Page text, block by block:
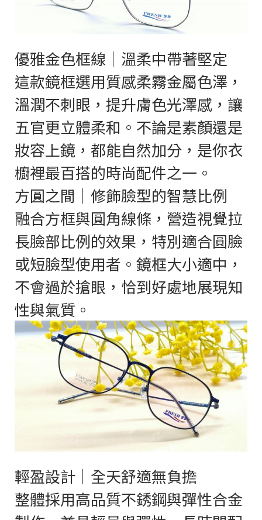
優雅金色框線｜溫柔中帶著堅定
這款鏡框選用質感柔霧金屬色澤，
溫潤不刺眼，提升膚色光澤感，讓
五官更立體柔和。不論是素顏還是
妝容上鏡，都能自然加分，是你衣
櫥裡最百搭的時尚配件之一。
方圓之間｜修飾臉型的智慧比例
融合方框與圓角線條，營造視覺拉
長臉部比例的效果，特別適合圓臉
或短臉型使用者。鏡框大小適中，
不會過於搶眼，恰到好處地展現知
性與氣質。
輕盈設計｜全天舒適無負擔
整體採用高品質不銹鋼與彈性合金